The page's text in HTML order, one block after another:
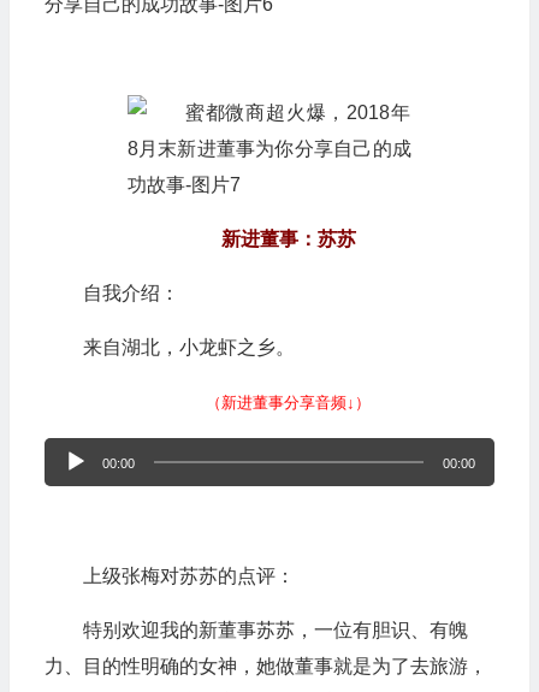
新进董事：苏苏
自我介绍：
来自湖北，小龙虾之乡。
（新进董事分享音频↓）
频
00:00 00:00
上级张梅对苏苏的点评：
特别欢迎我的新董事苏苏，一位有胆识、有魄
力、目的性明确的女神，她做董事就是为了去旅游，